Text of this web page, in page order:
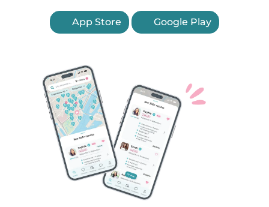
App Store Google Play